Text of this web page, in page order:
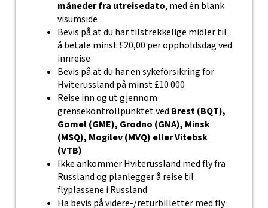
måneder fra utreisedato, med én blank
visumside
Bevis på at du har tilstrekkelige midler til
å betale minst £20,00 per oppholdsdag ved
innreise
Bevis på at du har en sykeforsikring for
Hviterussland på minst £10 000
Reise inn og ut gjennom
grensekontrollpunktet ved Brest (BQT),
Gomel (GME), Grodno (GNA), Minsk
(MSQ), Mogilev (MVQ) eller Vitebsk
(VTB)
Ikke ankommer Hviterussland med fly fra
Russland og planlegger å reise til
flyplassene i Russland
Ha bevis på videre-/returbilletter med fly